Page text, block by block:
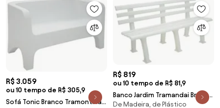
R$ 3.059
ou 10 tempo de R$ 305,9
Sofá Tonic Branco Tramontina
R$ 819
ou 10 tempo de R$ 81,9
Banco Jardim Tramandai Branco
1500mm Tramontina 92400010
De Madeira, de Plástico